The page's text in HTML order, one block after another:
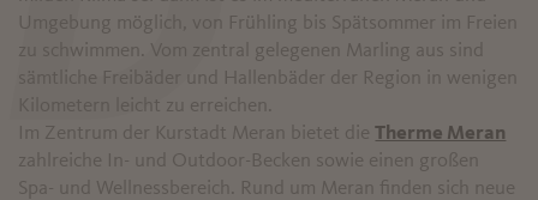
Umgebung möglich, von Frühling bis Spätsommer im Freien
zu schwimmen. Vom zentral gelegenen Marling aus sind
sämtliche Freibäder und Hallenbäder der Region in wenigen
Kilometern leicht zu erreichen.
Im Zentrum der Kurstadt Meran bietet dieTherme Meran
zahlreiche In- und Outdoor-Becken sowie einen großen
Spa- und Wellnessbereich. Rund um Meran finden sich neue